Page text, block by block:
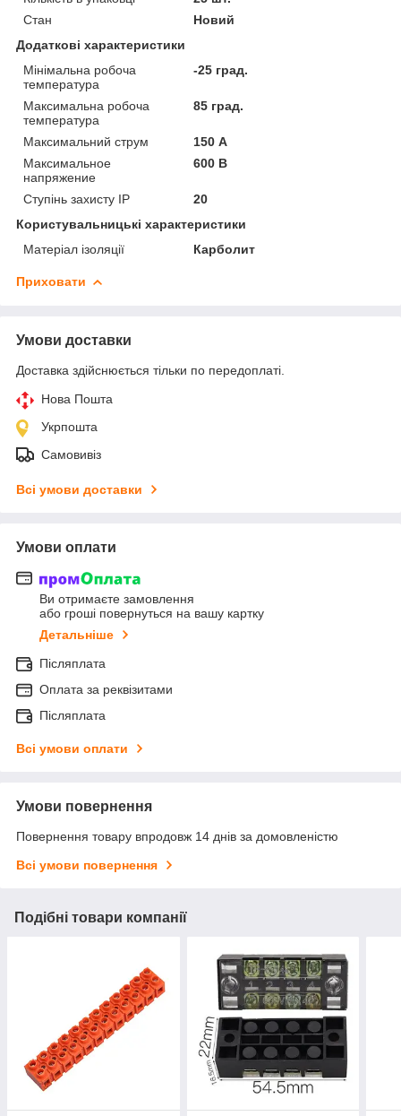
Стан
Новий
Додаткові характеристики
Мінімальна робоча
температура
-25 град.
Максимальна робоча
температура
85 град.
Максимальний струм
150 А
Максимальное
напряжение
600 В
Ступінь захисту IP
20
Користувальницькі характеристики
Матеріал ізоляції
Карболит
Приховати
Умови доставки
Доставка здійснюється тільки по передоплаті.
Нова Пошта
Укрпошта
Самовивіз
Всі умови доставки
Умови оплати
Ви отримаєте замовлення
або гроші повернуться на вашу картку
Детальніше
Післяплата
Оплата за реквізитами
Післяплата
Всі умови оплати
Умови повернення
Повернення товару впродовж 14 днів за домовленістю
Всі умови повернення
Подібні товари компанії